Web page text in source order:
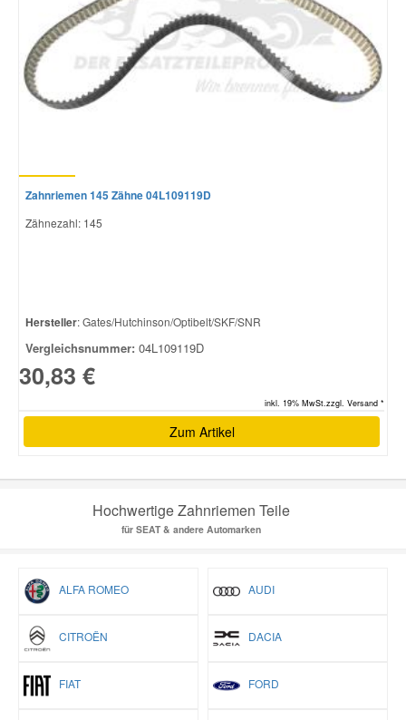
Zahnriemen 145 Zähne 04L109119D
Zähnezahl: 145
Hersteller: Gates/Hutchinson/Optibelt/SKF/SNR
Vergleichsnummer: 04L109119D
30,83 €
inkl. 19% MwSt.zzgl. Versand *
Zum Artikel
Hochwertige Zahnriemen Teile
für SEAT & andere Automarken
ALFA ROMEO AUDI
CITROËN DACIA
FIAT FORD